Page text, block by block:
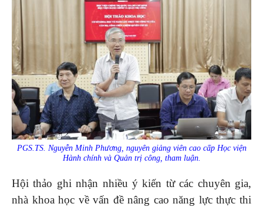
PGS.TS. Nguyễn Minh Phương, nguyên giảng viên cao cấp Học viện
Hành chính và Quản trị công, tham luận.
Hội thảo ghi nhận nhiều ý kiến từ các chuyên gia,
nhà khoa học về vấn đề nâng cao năng lực thực thi